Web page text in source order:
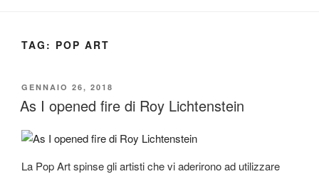
TAG: POP ART
PUBBLICATO
IL
GENNAIO 26, 2018
As I opened fire di Roy Lichtenstein
La Pop Art spinse gli artisti che vi aderirono ad utilizzare